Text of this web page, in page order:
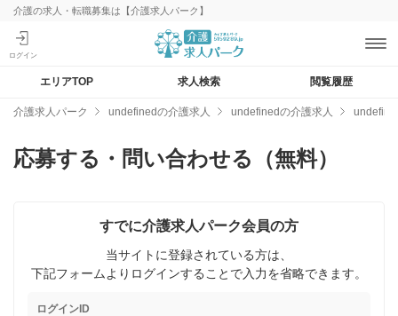
介護の求人・転職募集は【介護求人パーク】
エリアTOP 求人検索 閲覧履歴
介護求人パーク undefinedの介護求人 undefinedの介護求人
応募する・問い合わせる（無料）
すでに介護求人パーク会員の方
当サイトに登録されている方は、
下記フォームよりログインすることで入力を省略できます。
ログインID